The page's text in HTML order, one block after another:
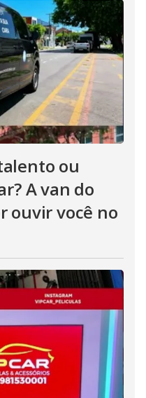
ou
A van do
ouvir você no